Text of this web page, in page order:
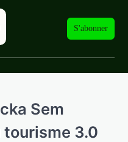
S'abonner
Sem
tourisme 3.0